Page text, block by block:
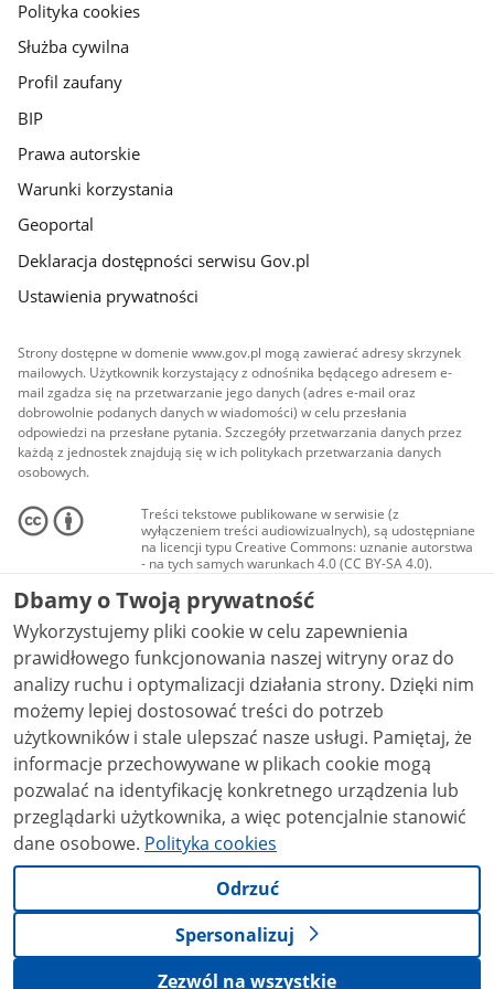
gov.pl
Polityka cookies
Służba cywilna
Profil zaufany
BIP
Prawa autorskie
Warunki korzystania
Geoportal
Deklaracja dostępności serwisu Gov.pl
Ustawienia prywatności
Strony dostępne w domenie www.gov.pl mogą zawierać adresy skrzynek
mailowych. Użytkownik korzystający z odnośnika będącego adresem e-
mail zgadza się na przetwarzanie jego danych (adres e-mail oraz
dobrowolnie podanych danych w wiadomości) w celu przesłania
odpowiedzi na przesłane pytania. Szczegóły przetwarzania danych przez
każdą z jednostek znajdują się w ich politykach przetwarzania danych
osobowych.
Treści tekstowe publikowane w serwisie (z
wyłączeniem treści audiowizualnych), są udostępniane
na licencji typu Creative Commons: uznanie autorstwa
- na tych samych warunkach 4.0 (CC BY-SA 4.0).
Materiały audiowizualne, w tym zdjęcia, materiały
audio i wideo, są udostępniane na licencji typu
Creative Commons: uznanie autorstwa użycie
niekomercyjne - bez utworów zależnych 4.0 (CC BY-
NC-ND 4.0), o ile nie jest to stwierdzone inaczej.
Dbamy o Twoją prywatność
Wykorzystujemy pliki cookie w celu zapewnienia
prawidłowego funkcjonowania naszej witryny oraz do
analizy ruchu i optymalizacji działania strony. Dzięki nim
możemy lepiej dostosować treści do potrzeb
użytkowników i stale ulepszać nasze usługi. Pamiętaj, że
informacje przechowywane w plikach cookie mogą
pozwalać na identyfikację konkretnego urządzenia lub
przeglądarki użytkownika, a więc potencjalnie stanowić
dane osobowe. Polityka cookies
Odrzuć
Spersonalizuj
Zezwól na wszystkie